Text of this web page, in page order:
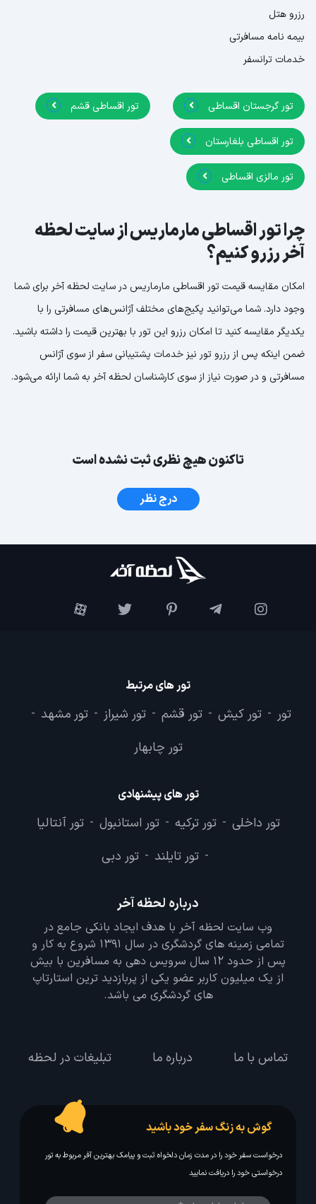
رزرو هتل
بیمه نامه مسافرتی
خدمات ترانسفر
تور گرجستان اقساطی تور اقساطی قشم
تور اقساطی بلغارستان
تور مالزی اقساطی
چرا تور اقساطی مارماریس از سایت لحظه
آخر رزرو کنیم؟
امکان مقایسه قیمت تور اقساطی مارماریس در سایت لحظه آخر برای شما
وجود دارد. شما می‌توانید پکیج‌های مختلف آژانس‌های مسافرتی را با
یکدیگر مقایسه کنید تا امکان رزرو این تور با بهترین قیمت را داشته باشید.
ضمن اینکه پس از رزرو تور نیز خدمات پشتیبانی سفر از سوی آژانس
مسافرتی و در صورت نیاز از سوی کارشناسان لحظه آخر به شما ارائه می‌شود.
تاکنون هیچ نظری ثبت نشده است
درج نظر
تور های مرتبط
تور - تور کیش - تور قشم - تور شیراز - تور مشهد -
تور چابهار
تور های پیشنهادی
تور داخلی - تور ترکیه - تور استانبول - تور آنتالیا
- تور تایلند - تور دبی
درباره لحظه آخر
وب سایت لحظه آخر با هدف ایجاد بانکی جامع در
تمامی زمینه های گردشگری در سال 1391 شروع به کار و
پس از حدود 12 سال سرویس دهی به مسافرین با بیش
از یک میلیون کاربر عضو یکی از پربازدید ترین استارتاپ
های گردشگری می باشد.
تماس با ما درباره ما تبلیغات در لحظه
گوش به زنگ سفر خود باشید
درخواست سفر خود را در مدت زمان دلخواه ثبت و پیامک بهترین آفر مربوط به تور
درخواستی خود را دریافت نمایید